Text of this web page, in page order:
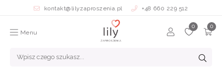
kontakt@lilyzaproszenia.pl +48 660 229 512
Menu